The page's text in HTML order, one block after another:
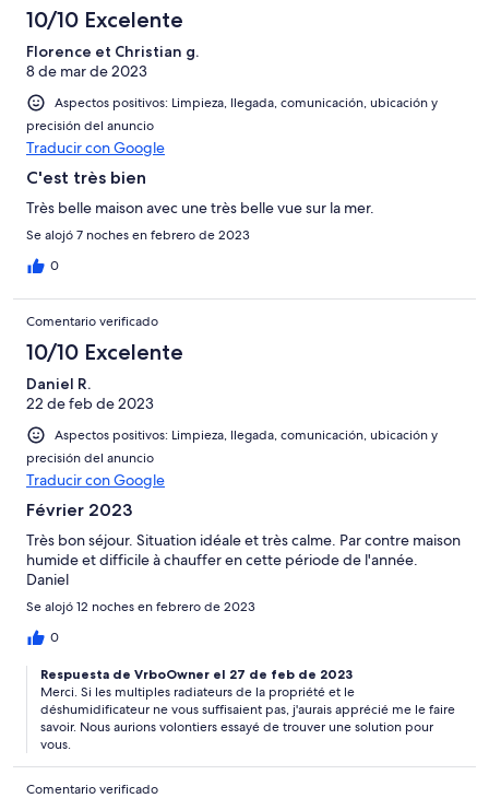
10/10 Excelente
Florence et Christian g.
8 de mar de 2023
Aspectos positivos: Limpieza, llegada, comunicación, ubicación y
precisión del anuncio
Traducir con Google
C'est très bien
Très belle maison avec une très belle vue sur la mer.
Se alojó 7 noches en febrero de 2023
0
Comentario verificado
10/10 Excelente
Daniel R.
22 de feb de 2023
Aspectos positivos: Limpieza, llegada, comunicación, ubicación y
precisión del anuncio
Traducir con Google
Février 2023
Très bon séjour. Situation idéale et très calme. Par contre maison
humide et difficile à chauffer en cette période de l'année.
Daniel
Se alojó 12 noches en febrero de 2023
0
Respuesta de VrboOwner el 27 de feb de 2023
Merci. Si les multiples radiateurs de la propriété et le
déshumidificateur ne vous suffisaient pas, j'aurais apprécié me le faire
savoir. Nous aurions volontiers essayé de trouver une solution pour
vous.
Comentario verificado